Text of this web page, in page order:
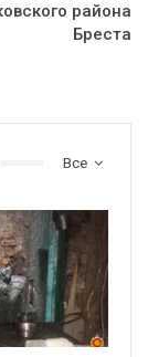
района
Бреста
Все